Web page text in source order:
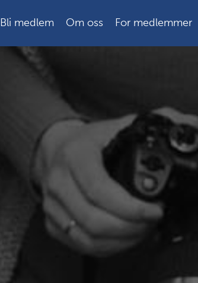
Bli medlem Om oss For medlemmer